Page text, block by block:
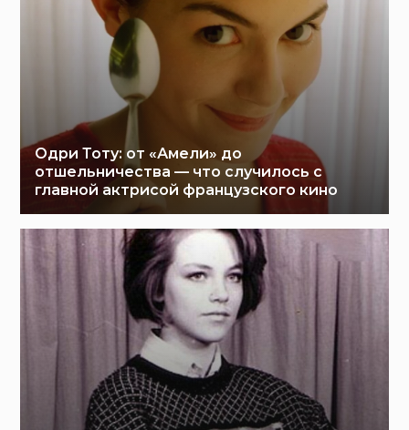
Одри Тоту: от «Амели» до
отшельничества — что случилось с
главной актрисой французского кино